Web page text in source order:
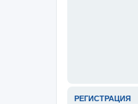
РЕГИСТРАЦИЯ